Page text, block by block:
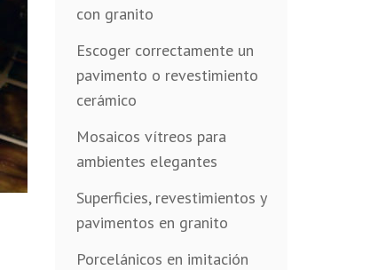
con granito
Escoger correctamente un
pavimento o revestimiento
cerámico
Mosaicos vítreos para
ambientes elegantes
Superficies, revestimientos y
pavimentos en granito
Porcelánicos en imitación